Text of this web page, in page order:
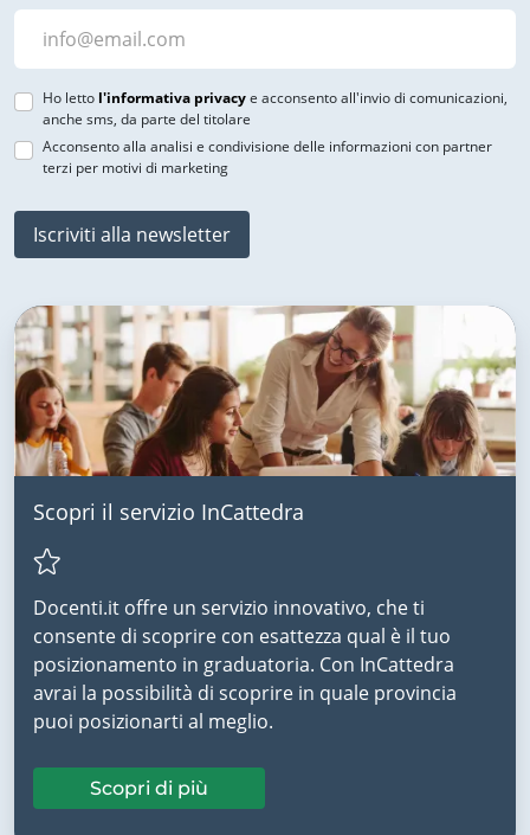
Ho letto l'informativa privacye acconsento all'invio di comunicazioni,
anche sms, da parte del titolare
Acconsento alla analisi e condivisione delle informazioni con partner
terzi per motivi di marketing
Iscriviti alla newsletter
Scopri il servizio InCattedra
Docenti.it offre un servizio innovativo, che ti
consente di scoprire con esattezza qual è il tuo
posizionamento in graduatoria. Con InCattedra
avrai la possibilità di scoprire in quale provincia
puoi posizionarti al meglio.
Scopri di più